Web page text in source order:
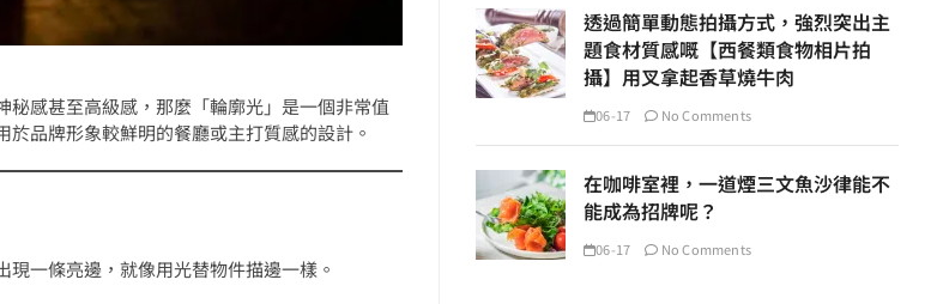
感甚至高級感，那麼「輪廓光」是一個非常值
品牌形象較鮮明的餐廳或主打質感的設計。
一條亮邊，就像用光替物件描邊一樣。
透過簡單動態拍攝方式，強烈突出主
題食材質感嘅【西餐類食物相片拍
攝】用叉拿起香草燒牛肉
06-17 No Comments
在咖啡室裡，一道煙三文魚沙律能不
能成為招牌呢？
06-17 No Comments